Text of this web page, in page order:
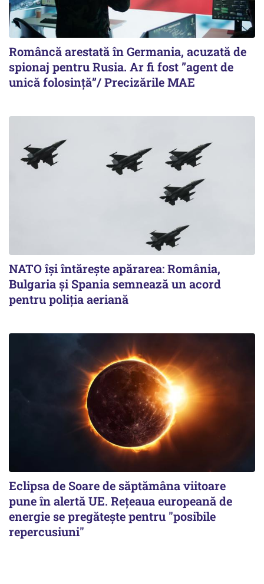
Româncă arestată în Germania, acuzată de
spionaj pentru Rusia. Ar fi fost ”agent de
unică folosință”/ Precizările MAE
NATO își întărește apărarea: România,
Bulgaria și Spania semnează un acord
pentru poliția aeriană
Eclipsa de Soare de săptămâna viitoare
pune în alertă UE. Rețeaua europeană de
energie se pregătește pentru "posibile
repercusiuni"